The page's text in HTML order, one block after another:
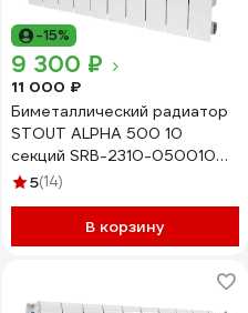
-15%
9 300 ₽
11 000 ₽
Биметаллический радиатор
STOUT ALPHA 500 10
секций SRB-2310-050010
RG00908P3BQ2QB
5(14)
В корзину